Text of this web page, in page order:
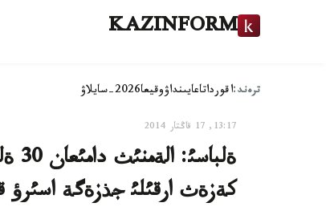
KAZINFORM
ترەند:اقورداتاعايىنداۋوقيعا2026-سايلاۋ
13:17, 17 قاڭتار 2014
كةزةث ارقئلئ جذزةگة اسئرؤ